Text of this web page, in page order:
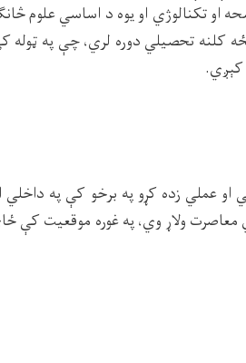
او تکنالوژي او یوه د اساسي علوم
عملي زده کړو په برخو کې په داخلي
ولاړ وي، په غوره موقعیت کې